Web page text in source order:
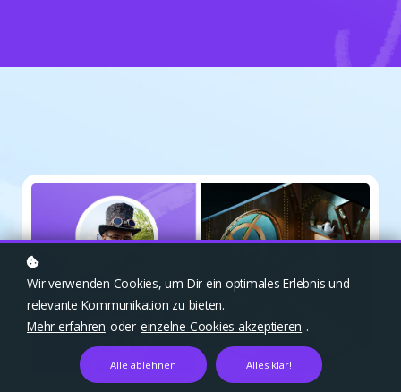
Wir verwenden Cookies, um Dir ein optimales Erlebnis und
relevante Kommunikation zu bieten.
Mehr erfahren oder einzelne Cookies akzeptieren .
Alle ablehnen Alles klar!